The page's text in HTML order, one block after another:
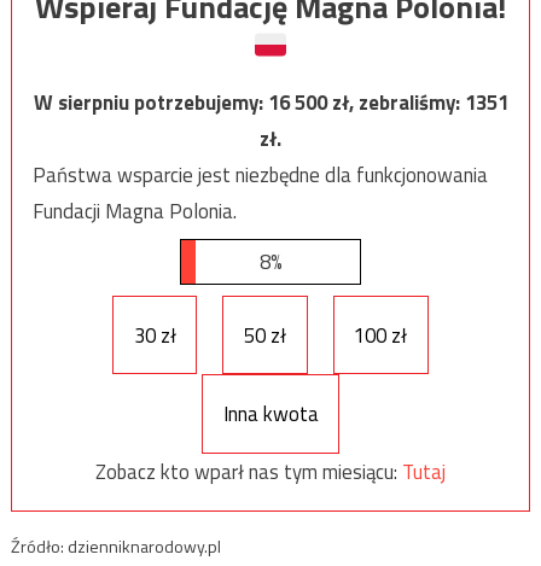
W sierpniu potrzebujemy:16 500zł, zebraliśmy:1351
zł.
Państwa wsparcie jest niezbędne dla funkcjonowania
Fundacji Magna Polonia.
8%
30 zł 50 zł 100 zł
Inna kwota
Zobacz kto wparł nas tym miesiącu: Tutaj
Źródło: dzienniknarodowy.pl